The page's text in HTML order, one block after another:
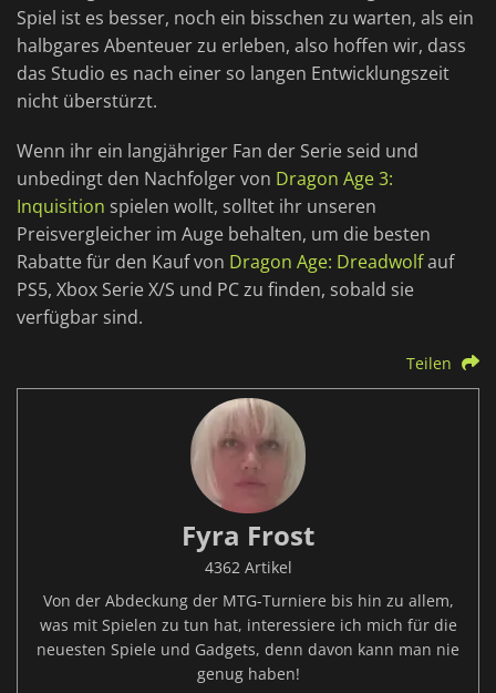
Spiel ist es besser, noch ein bisschen zu warten, als ein
halbgares Abenteuer zu erleben, also hoffen wir, dass
das Studio es nach einer so langen Entwicklungszeit
nicht überstürzt.
Wenn ihr ein langjähriger Fan der Serie seid und
unbedingt den Nachfolger von Dragon Age 3:
Inquisition spielen wollt, solltet ihr unseren
Preisvergleicher im Auge behalten, um die besten
Rabatte für den Kauf von Dragon Age: Dreadwolfauf
PS5, Xbox Serie X/S und PC zu finden, sobald sie
verfügbar sind.
Teilen
Fyra Frost
4362 Artikel
Von der Abdeckung der MTG-Turniere bis hin zu allem,
was mit Spielen zu tun hat, interessiere ich mich für die
neuesten Spiele und Gadgets, denn davon kann man nie
genug haben!